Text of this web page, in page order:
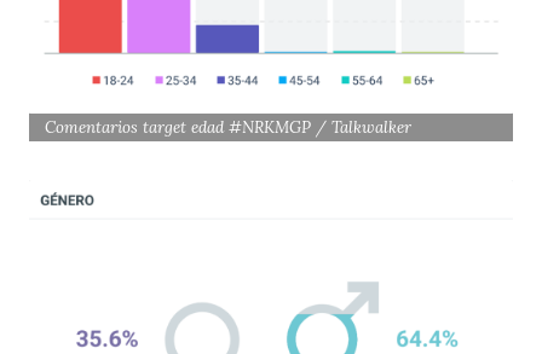
Comentarios target edad #NRKMGP / Talkwalker